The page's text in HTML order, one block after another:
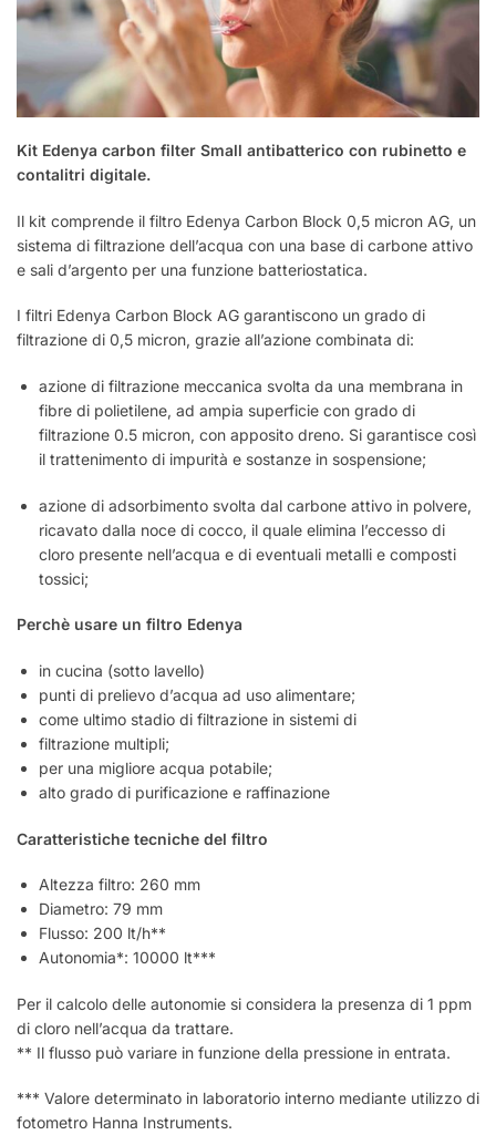
Kit Edenya carbon filter Small antibatterico con rubinetto e
contalitri digitale.
Il kit comprende il filtro Edenya Carbon Block 0,5 micron AG, un
sistema di filtrazione dell’acqua con una base di carbone attivo
e sali d’argento per una funzione batteriostatica.
I filtri Edenya Carbon Block AG garantiscono un grado di
filtrazione di 0,5 micron, grazie all’azione combinata di:
azione di filtrazione meccanica svolta da una membrana in
fibre di polietilene, ad ampia superficie con grado di
filtrazione 0.5 micron, con apposito dreno. Si garantisce così
il trattenimento di impurità e sostanze in sospensione;
azione di adsorbimento svolta dal carbone attivo in polvere,
ricavato dalla noce di cocco, il quale elimina l’eccesso di
cloro presente nell’acqua e di eventuali metalli e composti
tossici;
Perchè usare un filtro Edenya
in cucina (sotto lavello)
punti di prelievo d’acqua ad uso alimentare;
come ultimo stadio di filtrazione in sistemi di
filtrazione multipli;
per una migliore acqua potabile;
alto grado di purificazione e raffinazione
Caratteristiche tecniche del filtro
Altezza filtro: 260 mm
Diametro: 79 mm
Flusso: 200 lt/h**
Autonomia*: 10000 lt***
Per il calcolo delle autonomie si considera la presenza di 1 ppm
di cloro nell’acqua da trattare.
** Il flusso può variare in funzione della pressione in entrata.
*** Valore determinato in laboratorio interno mediante utilizzo di
fotometro Hanna Instruments.